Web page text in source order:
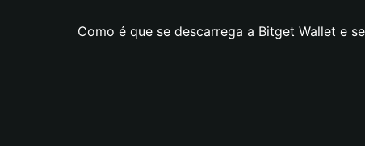
Como é que se descarrega a Bitget Wallet e